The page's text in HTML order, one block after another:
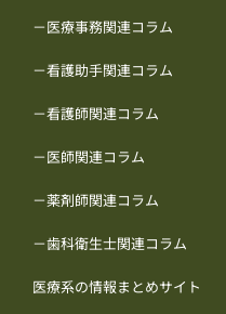
－医療事務関連コラム
－看護助手関連コラム
－看護師関連コラム
－医師関連コラム
－薬剤師関連コラム
－歯科衛生士関連コラム
医療系の情報まとめサイト